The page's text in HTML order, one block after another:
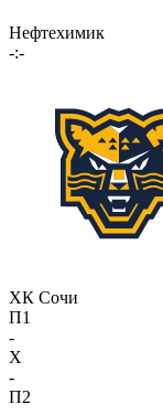
Нефтехимик
-:-
ХК Сочи
П1
-
X
-
П2